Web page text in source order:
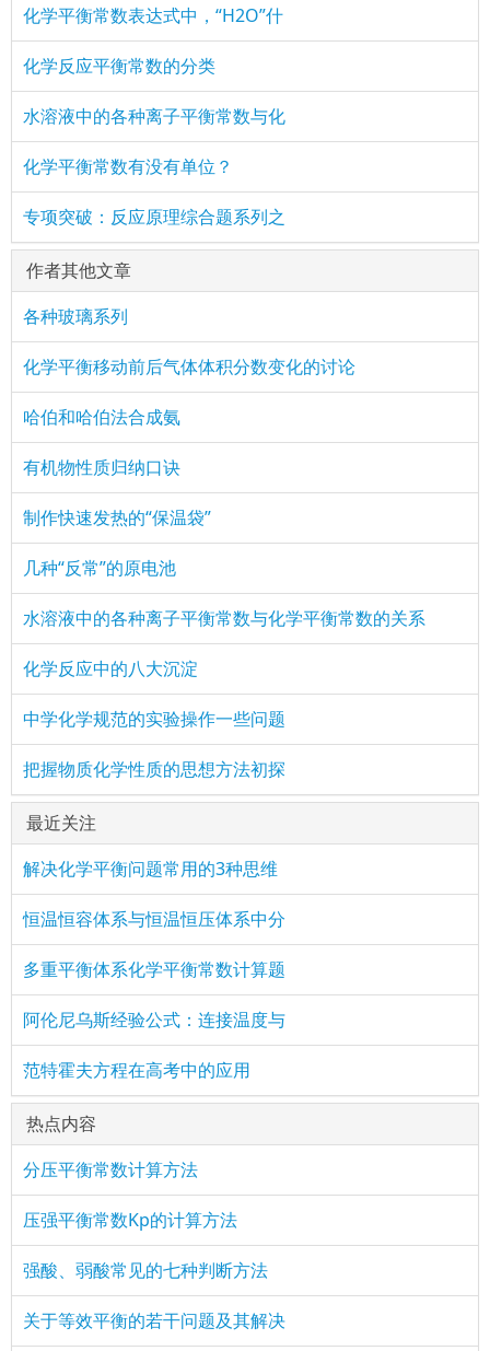
化学平衡常数表达式中，“H2O”什
化学反应平衡常数的分类
水溶液中的各种离子平衡常数与化
化学平衡常数有没有单位？
专项突破：反应原理综合题系列之
作者其他文章
各种玻璃系列
化学平衡移动前后气体体积分数变化的讨论
哈伯和哈伯法合成氨
有机物性质归纳口诀
制作快速发热的“保温袋”
几种“反常”的原电池
水溶液中的各种离子平衡常数与化学平衡常数的关系
化学反应中的八大沉淀
中学化学规范的实验操作一些问题
把握物质化学性质的思想方法初探
最近关注
解决化学平衡问题常用的3种思维
恒温恒容体系与恒温恒压体系中分
多重平衡体系化学平衡常数计算题
阿伦尼乌斯经验公式：连接温度与
范特霍夫方程在高考中的应用
热点内容
分压平衡常数计算方法
压强平衡常数Kp的计算方法
强酸、弱酸常见的七种判断方法
关于等效平衡的若干问题及其解决